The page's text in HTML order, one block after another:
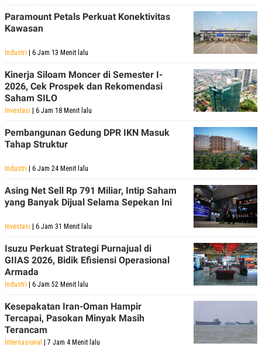
Paramount Petals Perkuat Konektivitas
Kawasan
Industri | 6 Jam 13 Menit lalu
Kinerja Siloam Moncer di Semester I-
2026, Cek Prospek dan Rekomendasi
Saham SILO
Investasi | 6 Jam 18 Menit lalu
Pembangunan Gedung DPR IKN Masuk
Tahap Struktur
Industri | 6 Jam 24 Menit lalu
Asing Net Sell Rp 791 Miliar, Intip Saham
yang Banyak Dijual Selama Sepekan Ini
Investasi | 6 Jam 31 Menit lalu
Isuzu Perkuat Strategi Purnajual di
GIIAS 2026, Bidik Efisiensi Operasional
Armada
Industri | 6 Jam 52 Menit lalu
Kesepakatan Iran-Oman Hampir
Tercapai, Pasokan Minyak Masih
Terancam
Internasional | 7 Jam 4 Menit lalu